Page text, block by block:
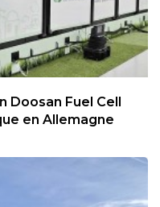
Fuel Cell
en Allemagne